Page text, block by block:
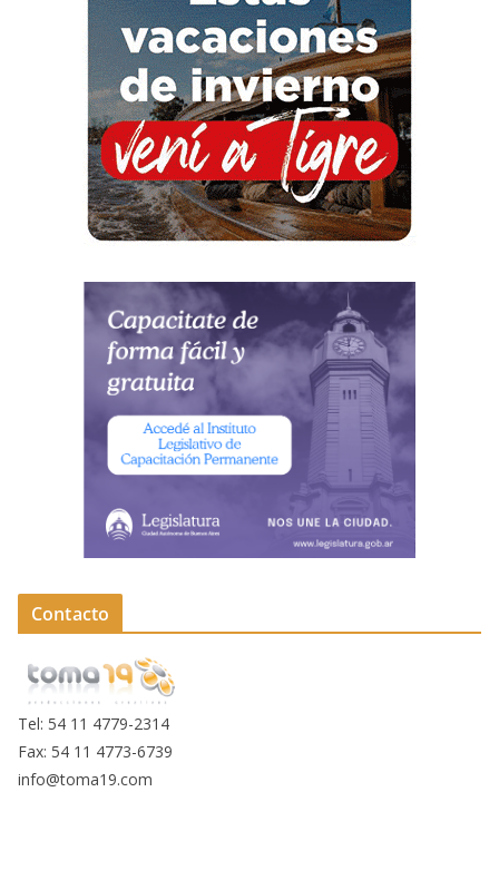
Contacto
Tel: 54 11 4779-2314
Fax: 54 11 4773-6739
info@toma19.com